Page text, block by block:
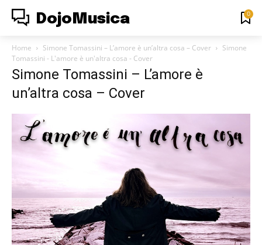
DojoMusica 0
Home Simone Tomassini – L’amore è un’altra cosa – Cover
Simone
Tomassini - L'amore è un'altra cosa - Cover
Simone Tomassini – L’amore è
un’altra cosa – Cover